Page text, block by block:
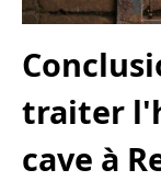
traiter
cave à